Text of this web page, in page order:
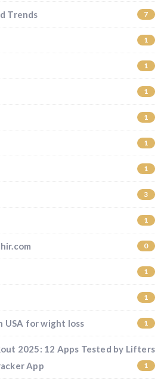
Trends 7
1
1
1
1
1
1
3
1
0
1
1
USA for wight loss 1
2025: 12 Apps Tested by Lifters
App
1